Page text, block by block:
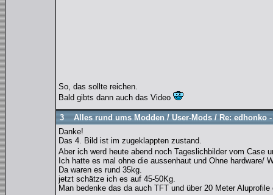
So, das sollte reichen.
Bald gibts dann auch das Video
3 Alles rund ums Modden/ User-Mods/ Re: edhonko
Danke!
Das 4. Bild ist im zugeklappten zustand.
Aber ich werd heute abend noch Tageslichbilder vom Case
Ich hatte es mal ohne die aussenhaut und Ohne hardware/
Da waren es rund 35kg.
jetzt schätze ich es auf 45-50Kg.
Man bedenke das da auch TFT und über 20 Meter